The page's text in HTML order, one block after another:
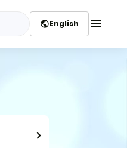
publicEnglish menu